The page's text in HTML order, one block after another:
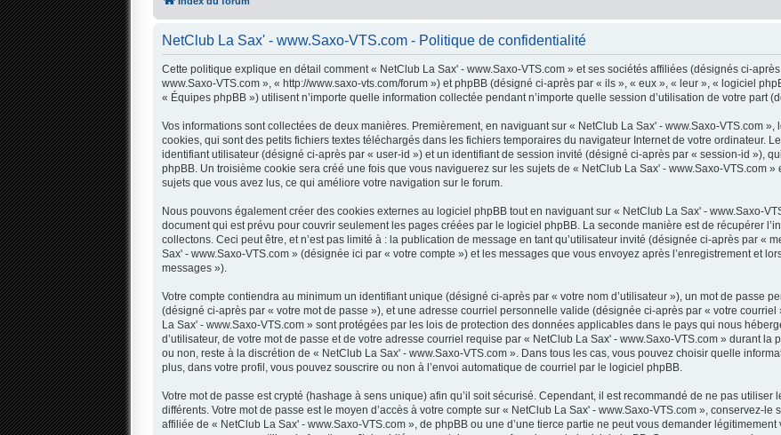
NetClub La Sax' - www.Saxo-VTS.com - Politique de confidentialité
Cette politique explique en détail comment « NetClub La Sax' - www.Saxo-VTS.com » et ses sociétés affiliées (désignés ci-
www.Saxo-VTS.com », « http://www.saxo-vts.com/forum ») et phpBB (désigné ci-après par « ils », « eux », « leur », « logiciel
« Équipes phpBB ») utilisent n’importe quelle information collectée pendant n’importe quelle session d’utilisation de votre part
Vos informations sont collectées de deux manières. Premièrement, en naviguant sur « NetClub La Sax' - www.Saxo-VTS.com
cookies, qui sont des petits fichiers textes téléchargés dans les fichiers temporaires du navigateur Internet de votre ordinateur.
identifiant utilisateur (désigné ci-après par « user-id ») et un identifiant de session invité (désigné ci-après par « session-id »),
phpBB. Un troisième cookie sera créé une fois que vous naviguerez sur les sujets de « NetClub La Sax' - www.Saxo-VTS.com
sujets que vous avez lus, ce qui améliore votre navigation sur le forum.
Nous pouvons également créer des cookies externes au logiciel phpBB tout en naviguant sur « NetClub La Sax' - www.Saxo-
document qui est prévu pour couvrir seulement les pages créées par le logiciel phpBB. La seconde manière est de récupérer
collectons. Ceci peut être, et n’est pas limité à : la publication de message en tant qu’utilisateur invité (désignée ci-après par «
Sax' - www.Saxo-VTS.com » (désignée ici par « votre compte ») et les messages que vous envoyez après l’enregistrement et
messages »).
Votre compte contiendra au minimum un identifiant unique (désigné ci-après par « votre nom d’utilisateur »), un mot de passe
(désigné ci-après par « votre mot de passe »), et une adresse courriel personnelle valide (désignée ci-après par « votre
La Sax' - www.Saxo-VTS.com » sont protégées par les lois de protection des données applicables dans le pays qui nous
d’utilisateur, de votre mot de passe et de votre adresse courriel requise par « NetClub La Sax' - www.Saxo-VTS.com » durant la
ou non, reste à la discrétion de « NetClub La Sax' - www.Saxo-VTS.com ». Dans tous les cas, vous pouvez choisir quelle
plus, dans votre profil, vous pouvez souscrire ou non à l’envoi automatique de courriel par le logiciel phpBB.
Votre mot de passe est crypté (hashage à sens unique) afin qu’il soit sécurisé. Cependant, il est recommandé de ne pas utiliser
différents. Votre mot de passe est le moyen d’accès à votre compte sur « NetClub La Sax' - www.Saxo-VTS.com », conservez-
affiliée de « NetClub La Sax' - www.Saxo-VTS.com », de phpBB ou une d’une tierce partie ne peut vous demander